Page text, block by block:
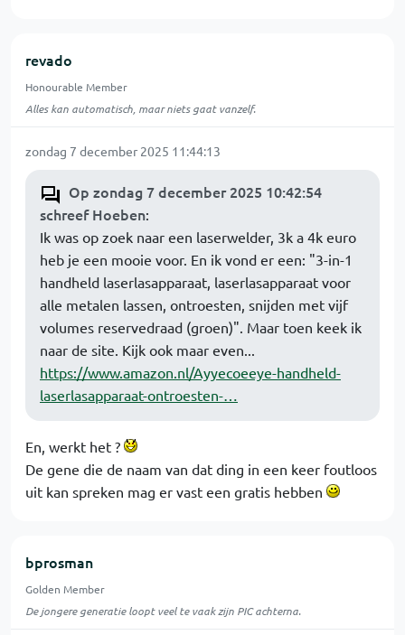
revado
Honourable Member
Alles kan automatisch, maar niets gaat vanzelf.
zondag 7 december 2025 11:44:13
Op zondag 7 december 2025 10:42:54
schreef Hoeben:
Ik was op zoek naar een laserwelder, 3k a 4k euro
heb je een mooie voor. En ik vond er een: "3-in-1
handheld laserlasapparaat, laserlasapparaat voor
alle metalen lassen, ontroesten, snijden met vijf
volumes reservedraad (groen)". Maar toen keek ik
naar de site. Kijk ook maar even...
https://www.amazon.nl/Ayyecoeeye-handheld-
laserlasapparaat-ontroesten-…
En, werkt het ?
De gene die de naam van dat ding in een keer foutloos
uit kan spreken mag er vast een gratis hebben
bprosman
Golden Member
De jongere generatie loopt veel te vaak zijn PIC achterna.